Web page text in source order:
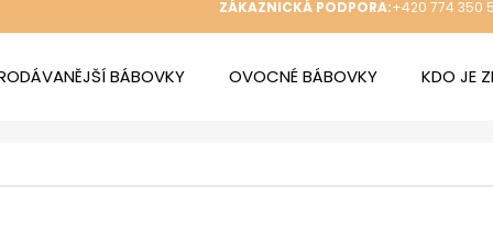
ZÁKAZNICKÁ PODPORA:+420 774 350
BÁBOVKY OVOCNÉ BÁBOVKY KDO JE